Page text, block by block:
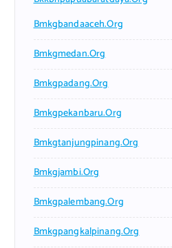
Bmkgbandaaceh.org
Bmkgmedan.org
Bmkgpadang.org
Bmkgpekanbaru.org
Bmkgtanjungpinang.org
Bmkgjambi.org
Bmkgpalembang.org
Bmkgpangkalpinang.org